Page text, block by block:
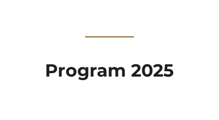
Program 2025